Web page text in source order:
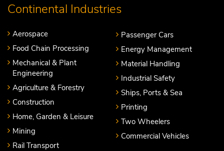
Continental Industries
Aerospace
Food Chain Processing
Mechanical & Plant
Engineering
Agriculture & Forestry
Construction
Home, Garden & Leisure
Mining
Rail Transport
Passenger Cars
Energy Management
Material Handling
Industrial Safety
Ships, Ports & Sea
Printing
Two Wheelers
Commercial Vehicles